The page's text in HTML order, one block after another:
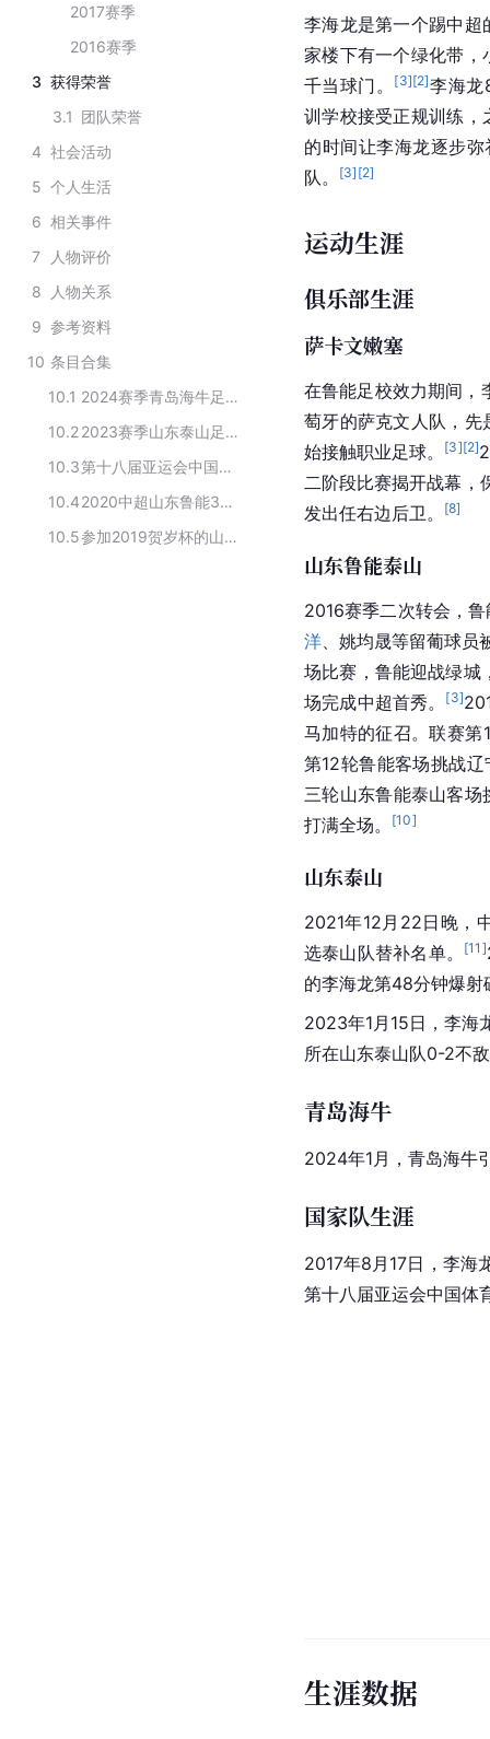
2017赛季
2016赛季
3 获得荣誉
3.1 团队荣誉
4 社会活动
5 个人生活
6 相关事件
7
人物评价
8
人物关系
9 参考资料
10 条目合集
10.1
2024赛季青岛海牛足球俱乐部球员名单
10.2
2023赛季山东泰山足球俱乐部球员
10.3
第十八届亚运会中国男子足球U23代表队球员名单
10.4
2020中超山东鲁能30人大名单
10.5
参加2019贺岁杯的山东鲁能队球员
李海龙是第一个踢中超
家楼下有一个绿化带，
千当球门。
[3][2]李海龙
训学校接受正规训练，
的时间让李海龙逐步
队。
[3] [2]
运动生涯
俱乐部生涯
萨卡文嫩塞
在鲁能足校效力期间，
萄牙的萨克文人队，
始接触职业足球。
[3][2]
二阶段比赛揭开战幕，
发出任右边后卫。
[8]
山东鲁能泰山
2016赛季二次转会，鲁
洋
姚均晟等留葡球员
场比赛，鲁能迎战绿城
场完成中超首秀。 [3]
马加特的征召。联赛第
第12轮鲁能客场挑战辽
三轮山东鲁能泰山客场
打满全场。
[10]
山东泰山
2021年12月22日晚，
选泰山队替补名单。 [11 ]
的李海龙第48分钟爆
2023年1月15日，李海
所在山东泰山队0-2不
青岛海牛
2024年1月， 青岛海牛
国家队生涯
2017年8月17日，李海
第十八届亚运会中国体
生涯数据